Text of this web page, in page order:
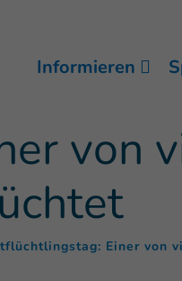
Informieren
von
Einer von